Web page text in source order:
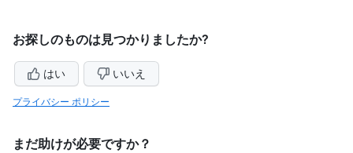
お探しのものは見つかりましたか?
はい いいえ
プライバシー ポリシー
まだ助けが必要ですか？